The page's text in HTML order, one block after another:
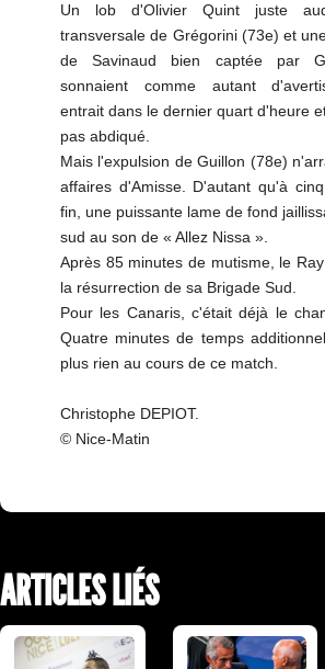
Un lob d'Olivier Quint juste
transversale de Grégorini (73e) et
de Savinaud bien captée par
sonnaient comme autant
entrait dans le dernier quart d'heure
pas abdiqué.
Mais l'expulsion de Guillon (78e)
affaires d'Amisse. D'autant qu'à
fin, une puissante lame de fond
sud au son de « Allez Nissa ».
Après 85 minutes de mutisme, le
la résurrection de sa Brigade Sud.
Pour les Canaris, c'était déjà le
Quatre minutes de temps
plus rien au cours de ce match.
Christophe DEPIOT.
© Nice-Matin
ARTICLES LIÉS